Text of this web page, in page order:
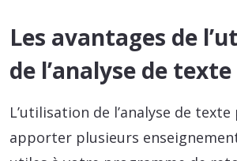
Les avantages de
de l’analyse de texte
L’utilisation de l’analyse de
apporter plusieurs